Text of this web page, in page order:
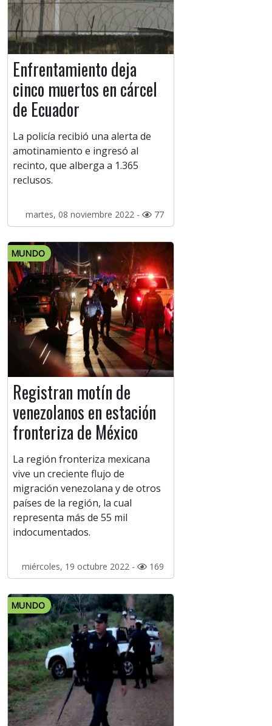
Enfrentamiento deja
cinco muertos en cárcel
de Ecuador
La policía recibió una alerta de
amotinamiento e ingresó al
recinto, que alberga a 1.365
reclusos.
martes, 08 noviembre 2022 - 77
MUNDO
Registran motín de
venezolanos en estación
fronteriza de México
La región fronteriza mexicana
vive un creciente flujo de
migración venezolana y de otros
países de la región, la cual
representa más de 55 mil
indocumentados.
miércoles, 19 octubre 2022 - 169
MUNDO